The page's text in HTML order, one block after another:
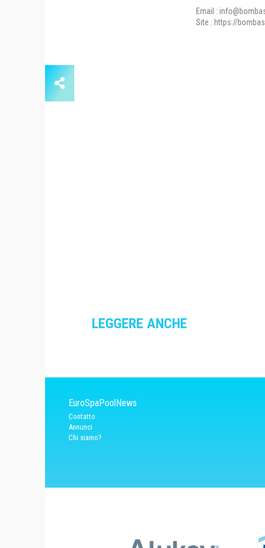
Email :
Site : https://
LEGGERE ANCHE
EuroSpaPoolNews
Contatto
Annunci
Chi siamo?